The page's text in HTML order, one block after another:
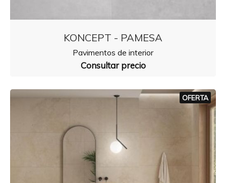
KONCEPT - PAMESA
Pavimentos de interior
Consultar precio
OFERTA